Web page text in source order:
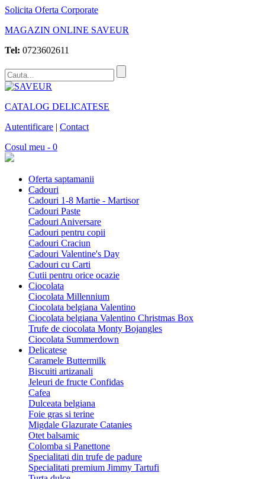
Solicita Oferta Corporate
MAGAZIN ONLINE SAVEUR
Tel: 0723602611
CATALOG DELICATESE
Autentificare | Contact
Cosul meu - 0
Oferta saptamanii
Cadouri
Cadouri 1-8 Martie - Martisor
Cadouri Paste
Cadouri Aniversare
Cadouri pentru copii
Cadouri Craciun
Cadouri Valentine's Day
Cadouri cu Carti
Cutii pentru orice ocazie
Ciocolata
Ciocolata Millennium
Ciocolata belgiana Valentino
Ciocolata belgiana Valentino Christmas Box
Trufe de ciocolata Monty Bojangles
Ciocolata Summerdown
Delicatese
Caramele Buttermilk
Biscuiti artizanali
Jeleuri de fructe Confidas
Cafea
Dulceata belgiana
Foie gras si terine
Migdale Glazurate Catanies
Otet balsamic
Colomba si Panettone
Specialitati din trufe de padure
Specialitati premium Jimmy Tartufi